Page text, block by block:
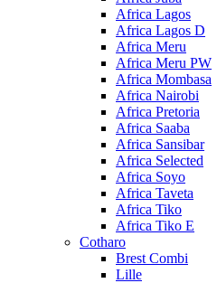
Africa Lagos
Africa Lagos D
Africa Meru
Africa Meru PW
Africa Mombasa
Africa Nairobi
Africa Pretoria
Africa Saaba
Africa Sansibar
Africa Selected
Africa Soyo
Africa Taveta
Africa Tiko
Africa Tiko E
Cotharo
Brest Combi
Lille